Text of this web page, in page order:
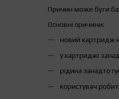
Причин може бути
Основні причини:
новий картридж
у картриджі
рідина занадто
користувач